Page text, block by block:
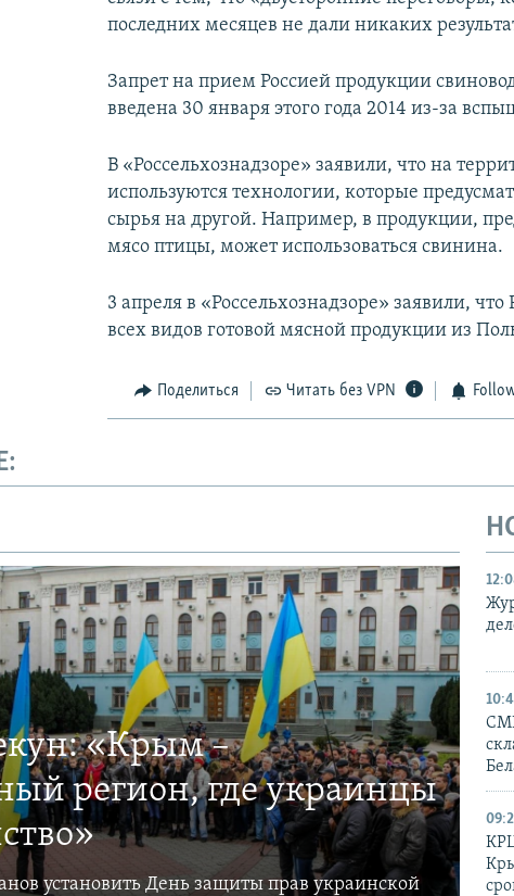
последних месяцев не дали никаких
Запрет на прием Россией продукции
введена 30 января этого года 2014 из-за
В «Россельхознадзоре» заявили, что на
используются технологии, которые
сырья на другой. Например, в продукции,
мясо птицы, может использоваться свинина.
3 апреля в «Россельхознадзоре» заявили, что
всех видов готовой мясной продукции из
Поделиться Читать без VPN
«Крым –
регион, где украинцы
установить День защиты прав украинской